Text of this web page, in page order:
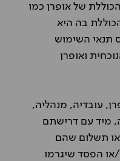
של אופרן כמו
בה היא
תנאי השימוש
ואופרן
עובדיה, מנהליה,
מיד עם דרישתם
או תשלום שהם
או הפסד שיגרמו